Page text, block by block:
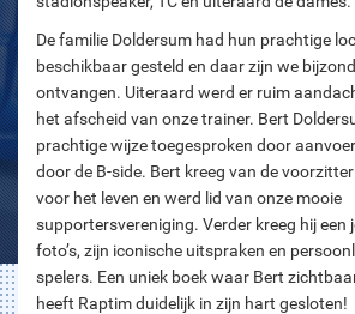
De familie Doldersum had hun prachtige
beschikbaar gesteld en daar zijn we
ontvangen. Uiteraard werd er ruim
het afscheid van onze trainer. Bert
prachtige wijze toegesproken door
door de B-side. Bert kreeg van de
voor het leven en werd lid van onze mooie
supportersvereniging. Verder kreeg hij een
foto’s, zijn iconische uitspraken en
spelers. Een uniek boek waar Bert
heeft Raptim duidelijk in zijn hart gesloten!